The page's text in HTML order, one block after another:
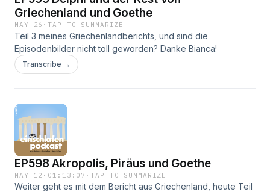
Griechenland und Goethe
MAY 26 ·TAP TO SUMMARIZE
Teil 3 meines Griechenlandberichts, und sind die
Episodenbilder nicht toll geworden? Danke Bianca!
Transcribe →
EP598 Akropolis, Piräus und Goethe
MAY 12 · 01:13:07 ·TAP TO SUMMARIZE
Weiter geht es mit dem Bericht aus Griechenland, heute Teil